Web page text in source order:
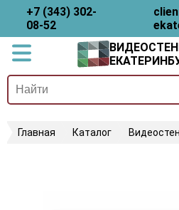
+7 (343) 302-
08-52
Главная Каталог